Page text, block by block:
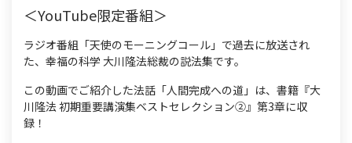
＜YouTube限定番組＞
ラジオ番組「天使のモーニングコール」で過去に放送され
た、幸福の科学 大川隆法総裁の説法集です。
この動画でご紹介した法話「人間完成への道」は、書籍『大
川隆法 初期重要講演集ベストセレクション②』第3章に収
録！